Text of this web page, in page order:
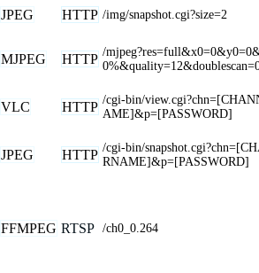
JPEG HTTP /img/snapshot.cgi?size=2
MJPEG HTTP /
VLC HTTP /cgi-bin/
AME]&p=[PASSWORD]
JPEG HTTP /cgi-bin/
RNAME]&p=[PASSWORD]
FFMPEG RTSP /ch0_0.264